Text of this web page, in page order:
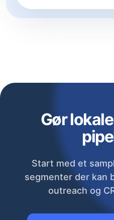
Gør
Start med et
segmenter der kan
outreach og